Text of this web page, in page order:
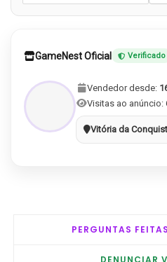
GameNest Oficial Verificado
Vendedor desde:
Visitas ao anúncio:
Vitória da
PERGUNTAS
DENUNCIAR